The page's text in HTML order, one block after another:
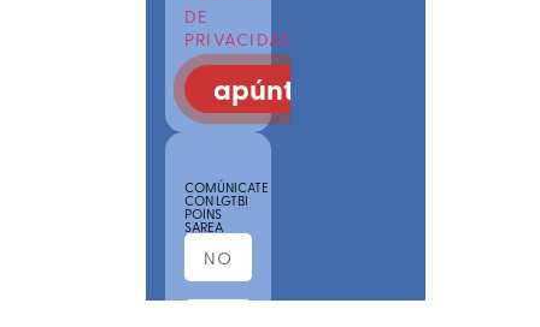
DE
PRIVACIDAD
apúntate
COMÚNICATE
CON LGTBI
POINS
SAREA